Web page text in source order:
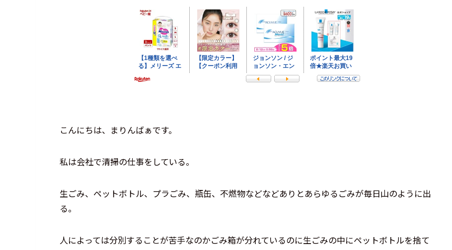
こんにちは、まりんばぁです。
私は会社で清掃の仕事をしている。
生ごみ、ペットボトル、プラごみ、瓶缶、不燃物などなどありとあらゆるごみが毎日山のように出
る。
人によっては分別することが苦手なのかごみ箱が分れているのに生ごみの中にペットボトルを捨て